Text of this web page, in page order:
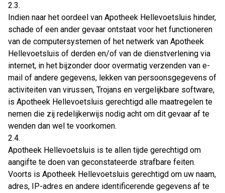
2.3.
Indien naar het oordeel van Apotheek Hellevoetsluis hinder,
schade of een ander gevaar ontstaat voor het functioneren
van de computersystemen of het netwerk van Apotheek
Hellevoetsluis of derden en/of van de dienstverlening via
internet, in het bijzonder door overmatig verzenden van e-
mail of andere gegevens, lekken van persoonsgegevens of
activiteiten van virussen, Trojans en vergelijkbare software,
is Apotheek Hellevoetsluis gerechtigd alle maatregelen te
nemen die zij redelijkerwijs nodig acht om dit gevaar af te
wenden dan wel te voorkomen.
2.4.
Apotheek Hellevoetsluis is te allen tijde gerechtigd om
aangifte te doen van geconstateerde strafbare feiten.
Voorts is Apotheek Hellevoetsluis gerechtigd om uw naam,
adres, IP-adres en andere identificerende gegevens af te